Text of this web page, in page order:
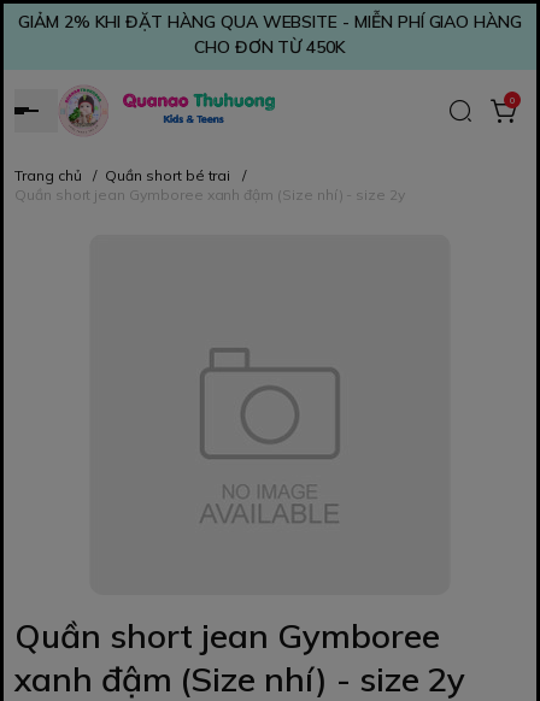
GIẢM 2% KHI ĐẶT HÀNG QUA WEBSITE - MIỄN PHÍ GIAO HÀNG
CHO ĐƠN TỪ 450K
0
Trang chủ / Quần short bé trai
/
Quần short jean Gymboree xanh đậm (Size nhí) - size 2y
Quần short jean Gymboree
xanh đậm (Size nhí) - size 2y